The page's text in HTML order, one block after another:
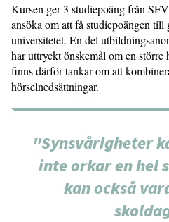
Kursen ger 3 studiepoäng från
ansöka om att få studiepoängen till
universitetet. En del
har uttryckt önskemål om en större
finns därför tankar om att
hörselnedsättningar.
"Synsvårigheter
inte orkar en hel
kan också